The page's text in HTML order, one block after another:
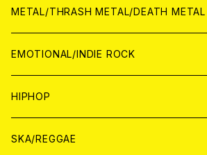
ANALOG
CD
ANALOG
CD
ANALOG
WORLD
CD
ANALOG
JAPAN
CD
ANALOG
WORLD
CD
ANALOG
METAL/THRASH METAL/DEATH METAL
JAPAN
CD
ANALOG
WORLD
ANALOG
EMOTIONAL/INDIE ROCK
JAPAN
CD
WORLD
HIPHOP
JAPAN
SKA/REGGAE